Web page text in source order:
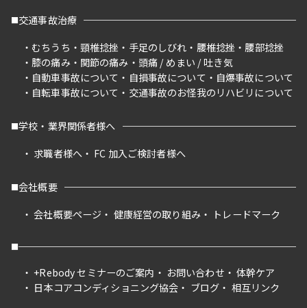
交通事故治療
むちうち
頸椎捻挫 手足のしびれ 腰椎捻挫
腰部捻挫
膝の痛み
関節の痛み
頭痛 / めまい / 吐き気
自動車事故について
自損事故について
自爆事故について
自転車事故について
交通事故のお怪我のリハビリについて
学校・業界関係者様へ
求職者様へ
FC 加入ご検討者様へ
会社概要
会社概要ページ
健康経営の取り組み トレードマーク
+Rebody セミナーのご案内 お問い合わせ
体幹ケア
日本コアコンディショニング協会
ブログ 相互リンク